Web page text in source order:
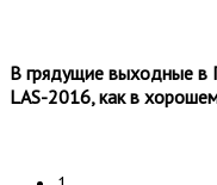
В грядущие выходные в
LAS-2016, как в